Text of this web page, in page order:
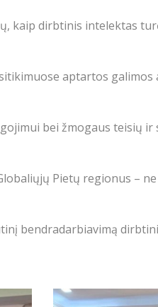
kaip dirbtinis intelektas
aptartos galimos
bei žmogaus teisių ir
Pietų regionus –
bendradarbiavimą